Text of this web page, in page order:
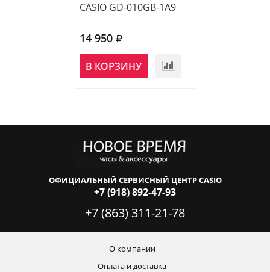
CASIO GD-010GB-1A9
14 950
В КОРЗИНУ
ОФИЦИАЛЬНЫЙ СЕРВИСНЫЙ ЦЕНТР CASIO
+7 (918) 892-47-93
+7 (863) 311-21-78
О компании
Оплата и доставка